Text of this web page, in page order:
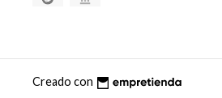
Creado con